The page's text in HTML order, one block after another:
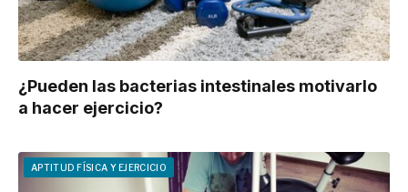
¿Pueden las bacterias intestinales motivarlo
a hacer ejercicio?
APTITUD FÍSICA Y EJERCICIO